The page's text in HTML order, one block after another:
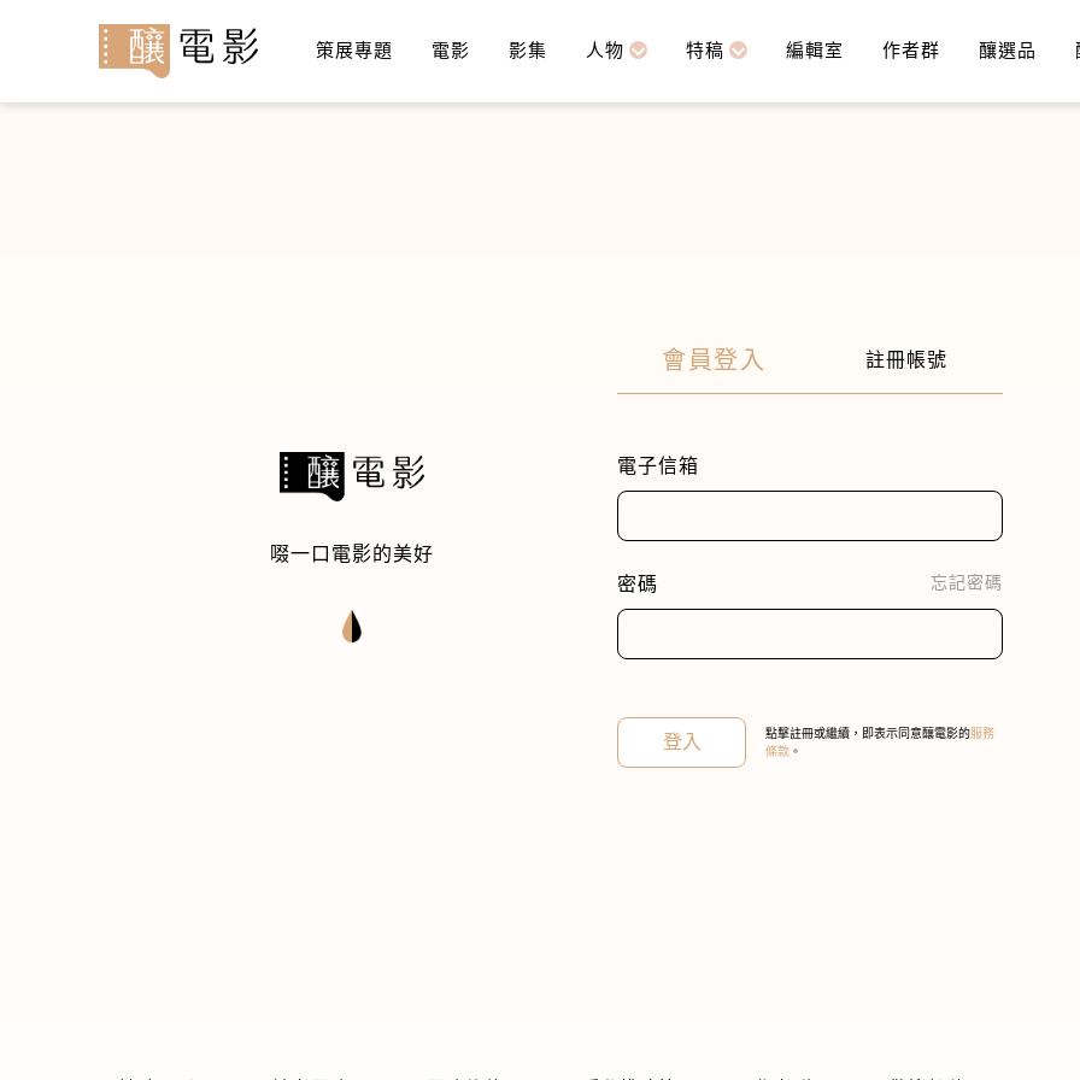
策展專題 電影 影集 人物 特稿 編輯室 作者群 釀選品
啜一口電影的美好
會員登入 註冊帳號
電子信箱
密碼 忘記密碼
登入 點擊註冊或繼續，即表示同意釀電影的服務
條款 。